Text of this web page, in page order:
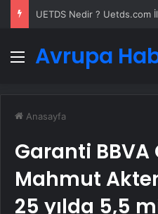
Menü
Avrupa
Anasayfa
Garanti
Mahmut
25 yılda 5,5